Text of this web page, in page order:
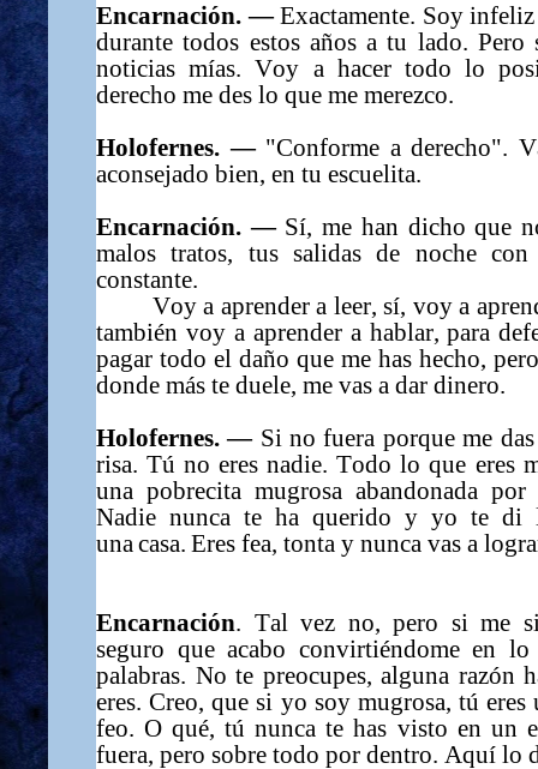
Encarnación. —Exactamente. Soy
durante todos estos años a tu lado. Pero
noticias mías. Voy a hacer todo lo
derecho me des lo que me merezco.
Holofernes. — "Conforme a derecho".
aconsejado bien, en tu escuelita.
Encarnación. — Sí, me han dicho que
malos tratos, tus salidas de noche
constante.
Voy a aprender a leer, sí, voy a
también voy a aprender a hablar, para
pagar todo el daño que me has hecho,
donde más te duele, me vas a dar dinero.
Holofernes. — Si no fuera porque me
risa. Tú no eres nadie. Todo lo que eres
una pobrecita mugrosa abandonada
Nadie nunca te ha querido y yo te di
una casa. Eres fea, tonta y nunca vas a
Encarnación. Tal vez no, pero si me
seguro que acabo convirtiéndomeen lo
palabras. No te preocupes, alguna razón
eres. Creo, que si yo soy mugrosa, tú
feo. O qué, tú nunca te has visto en un
fuera, pero sobre todo por dentro. Aquí lo